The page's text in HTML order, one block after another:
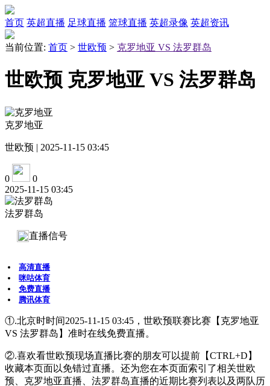
首页 英超直播 足球直播 篮球直播 英超录像 英超资讯
当前位置: 首页 > 世欧预 > 克罗地亚 VS 法罗群岛
世欧预 克罗地亚 VS 法罗群岛
克罗地亚
世欧预 | 2025-11-15 03:45
0
0
2025-11-15 03:45
法罗群岛
直播信号
高清直播
咪咕体育
免费直播
腾讯体育
①.北京时时间2025-11-15 03:45，世欧预联赛比赛【克罗地亚
VS 法罗群岛】准时在线免费直播。
②.喜欢看世欧预现场直播比赛的朋友可以提前【CTRL+D】
收藏本页面以免错过直播。还为您在本页面索引了相关世欧
预、克罗地亚直播、法罗群岛直播的近期比赛列表以及两队历